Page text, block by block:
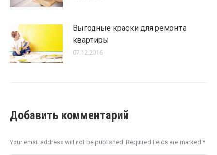
Выгодные краски для ремонта
квартиры
07.12.2016
Добавить комментарий
Your email address will not be published. Required fields are marked *